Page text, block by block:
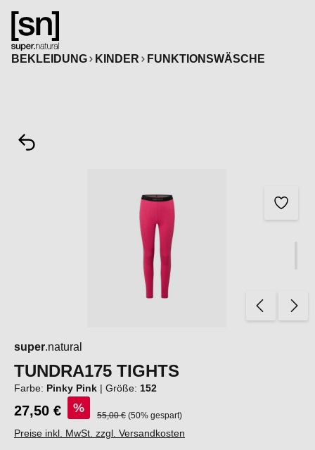
springen
BEKLEIDUNG KINDER FUNKTIONSWÄSCHE
super.natural
TUNDRA175 TIGHTS
Farbe: Pinky Pink | Größe: 152
27,50 € % Regulärer Preis:
55,00 € (50% gespart)
Preise inkl. MwSt. zzgl. Versandkosten